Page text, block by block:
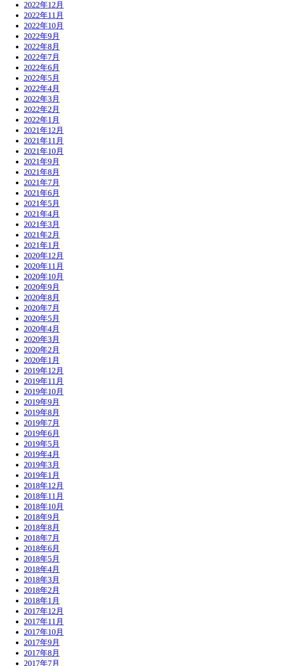
2022年12月
2022年11月
2022年10月
2022年9月
2022年8月
2022年7月
2022年6月
2022年5月
2022年4月
2022年3月
2022年2月
2022年1月
2021年12月
2021年11月
2021年10月
2021年9月
2021年8月
2021年7月
2021年6月
2021年5月
2021年4月
2021年3月
2021年2月
2021年1月
2020年12月
2020年11月
2020年10月
2020年9月
2020年8月
2020年7月
2020年5月
2020年4月
2020年3月
2020年2月
2020年1月
2019年12月
2019年11月
2019年10月
2019年9月
2019年8月
2019年7月
2019年6月
2019年5月
2019年4月
2019年3月
2019年1月
2018年12月
2018年11月
2018年10月
2018年9月
2018年8月
2018年7月
2018年6月
2018年5月
2018年4月
2018年3月
2018年2月
2018年1月
2017年12月
2017年11月
2017年10月
2017年9月
2017年8月
2017年7月